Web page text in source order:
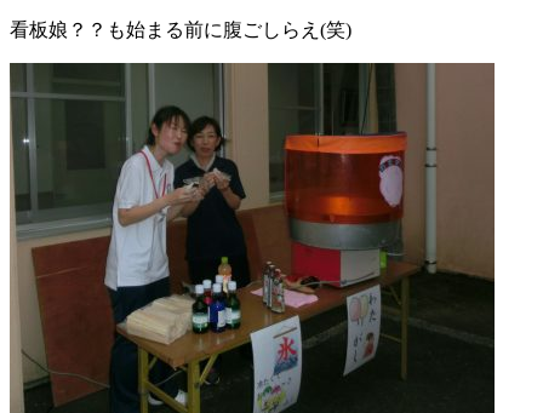
看板娘？？も始まる前に腹ごしらえ(笑)